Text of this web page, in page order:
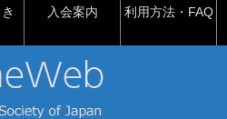
入会案内 利用方法・FAQ